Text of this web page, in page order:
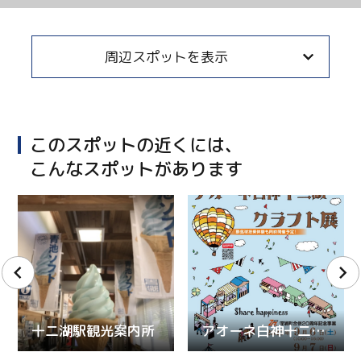
周辺スポットを表示
このスポットの近くには、
こんなスポットがあります
十二湖駅観光案内所 アオーネ白神十二湖クラフト展